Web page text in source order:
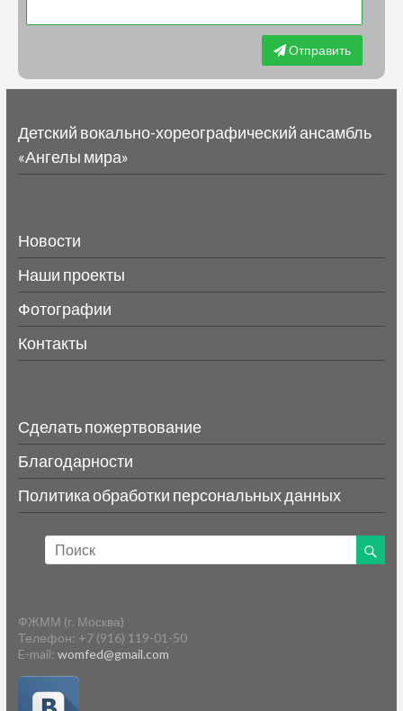
Отправить
Детский вокально-хореографический ансамбль
«Ангелы мира»
Новости
Наши проекты
Фотографии
Контакты
Сделать пожертвование
Благодарности
Политика обработки персональных данных
ФЖММ (г. Москва)
Телефон: +7 (916) 119-01-50
E-mail: womfed@gmail.com